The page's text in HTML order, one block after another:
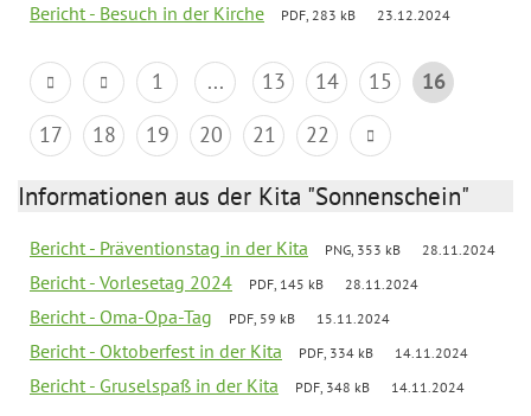
Bericht - Besuch in der Kirche PDF, 283 kB 23.12.2024
1 ... 13 14 15
16
17
18 19 20 21 22
Informationen aus der Kita "Sonnenschein"
Bericht - Präventionstag in der Kita PNG, 353 kB 28.11.2024
Bericht - Vorlesetag 2024 PDF, 145 kB 28.11.2024
Bericht - Oma-Opa-Tag PDF, 59 kB 15.11.2024
Bericht - Oktoberfest in der Kita PDF, 334 kB 14.11.2024
Bericht - Gruselspaß in der Kita PDF, 348 kB 14.11.2024